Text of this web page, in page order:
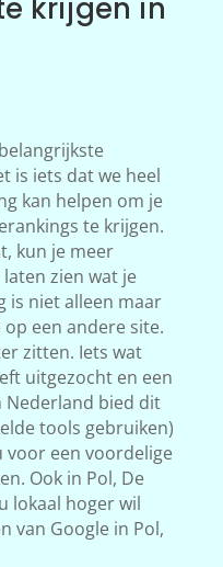
krijgen in
is iets dat we heel
kan helpen om je
te krijgen.
kun je meer
zien wat je
is niet alleen maar
een andere site.
zitten. Iets wat
uitgezocht en een
Nederland bied dit
tools gebruiken)
voor een voordelige
Ook in Pol, De
lokaal hoger wil
van Google in Pol,